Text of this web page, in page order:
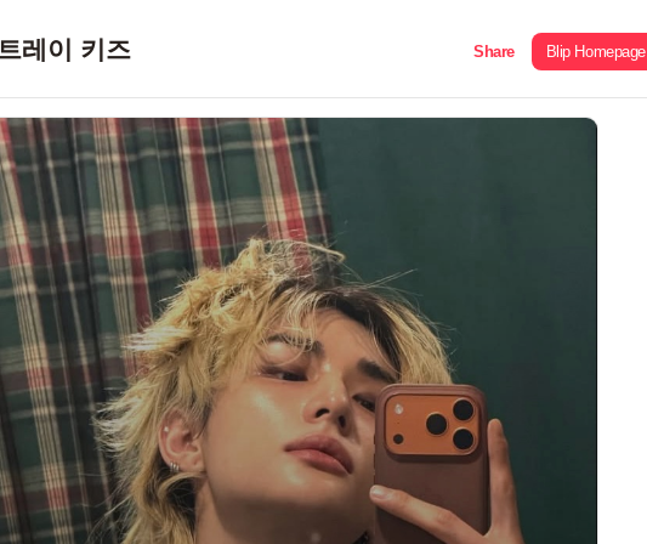
레이 키즈 Share Blip Homepage